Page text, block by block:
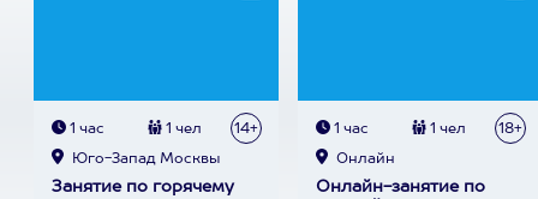
1 час 1 чел 14+
Юго-Запад Москвы
Занятие по горячему
1 час 1 чел 18+
Онлайн
Онлайн-занятие по